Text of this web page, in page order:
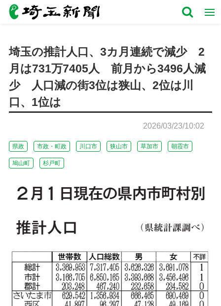
埼玉の推計人口、3カ月連続で減少 2
月は731万7405人 前月から3496人減
少 人口減の街3位は狭山、2位は川
口、1位は
2026/03/23/10:02
県政 市政・町政 川口市 狭山市 草加市 朝霞市
鳩山町 杉戸町